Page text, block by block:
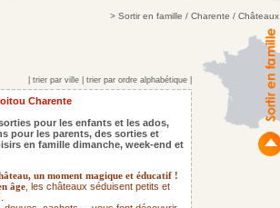
> Sortir en famille / Charente / Châteaux
trier par ville trier par ordre alphabétique
Charente
pour les enfants et les ados,
pour les parents, des sorties et
en famille dimanche, week-end et
un moment magique et éducatif !
âge , les châteaux séduisent petits et